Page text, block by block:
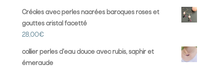
Créoles avec perles nacrées baroques roses et
gouttes cristal facetté
28,00€
collier perles d'eau douce avec rubis, saphir et
émeraude